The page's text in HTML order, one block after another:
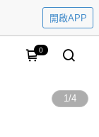
開啟APP
0
1/4